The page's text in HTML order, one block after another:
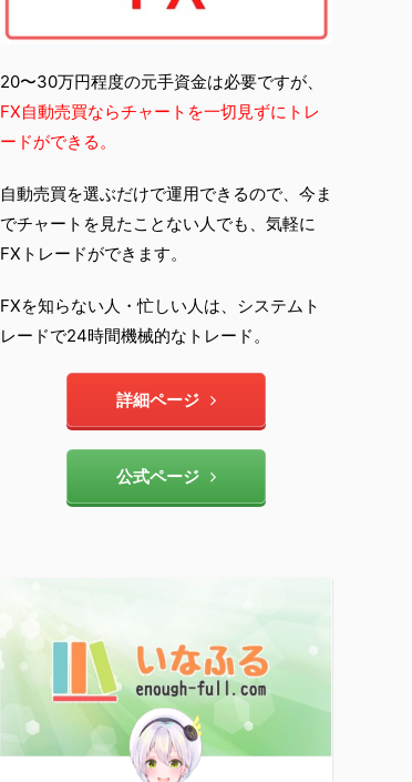
20〜30万円程度の元手資金は必要ですが、
FX自動売買ならチャートを一切見ずにトレ
ードができる。
自動売買を選ぶだけで運用できるので、今ま
でチャートを見たことない人でも、気軽に
FXトレードができます。
FXを知らない人・忙しい人は、システムト
レードで24時間機械的なトレード。
詳細ページ
公式ページ